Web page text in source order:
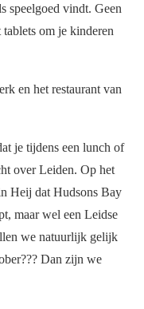
speelgoed vindt. Geen
om je kinderen
en het restaurant van
je tijdens een lunch of
over Leiden. Op het
Heij dat Hudsons Bay
maar wel een Leidse
we natuurlijk gelijk
Dan zijn we